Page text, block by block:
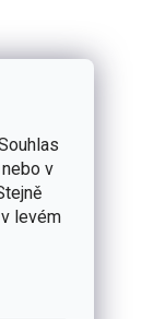
v
levém